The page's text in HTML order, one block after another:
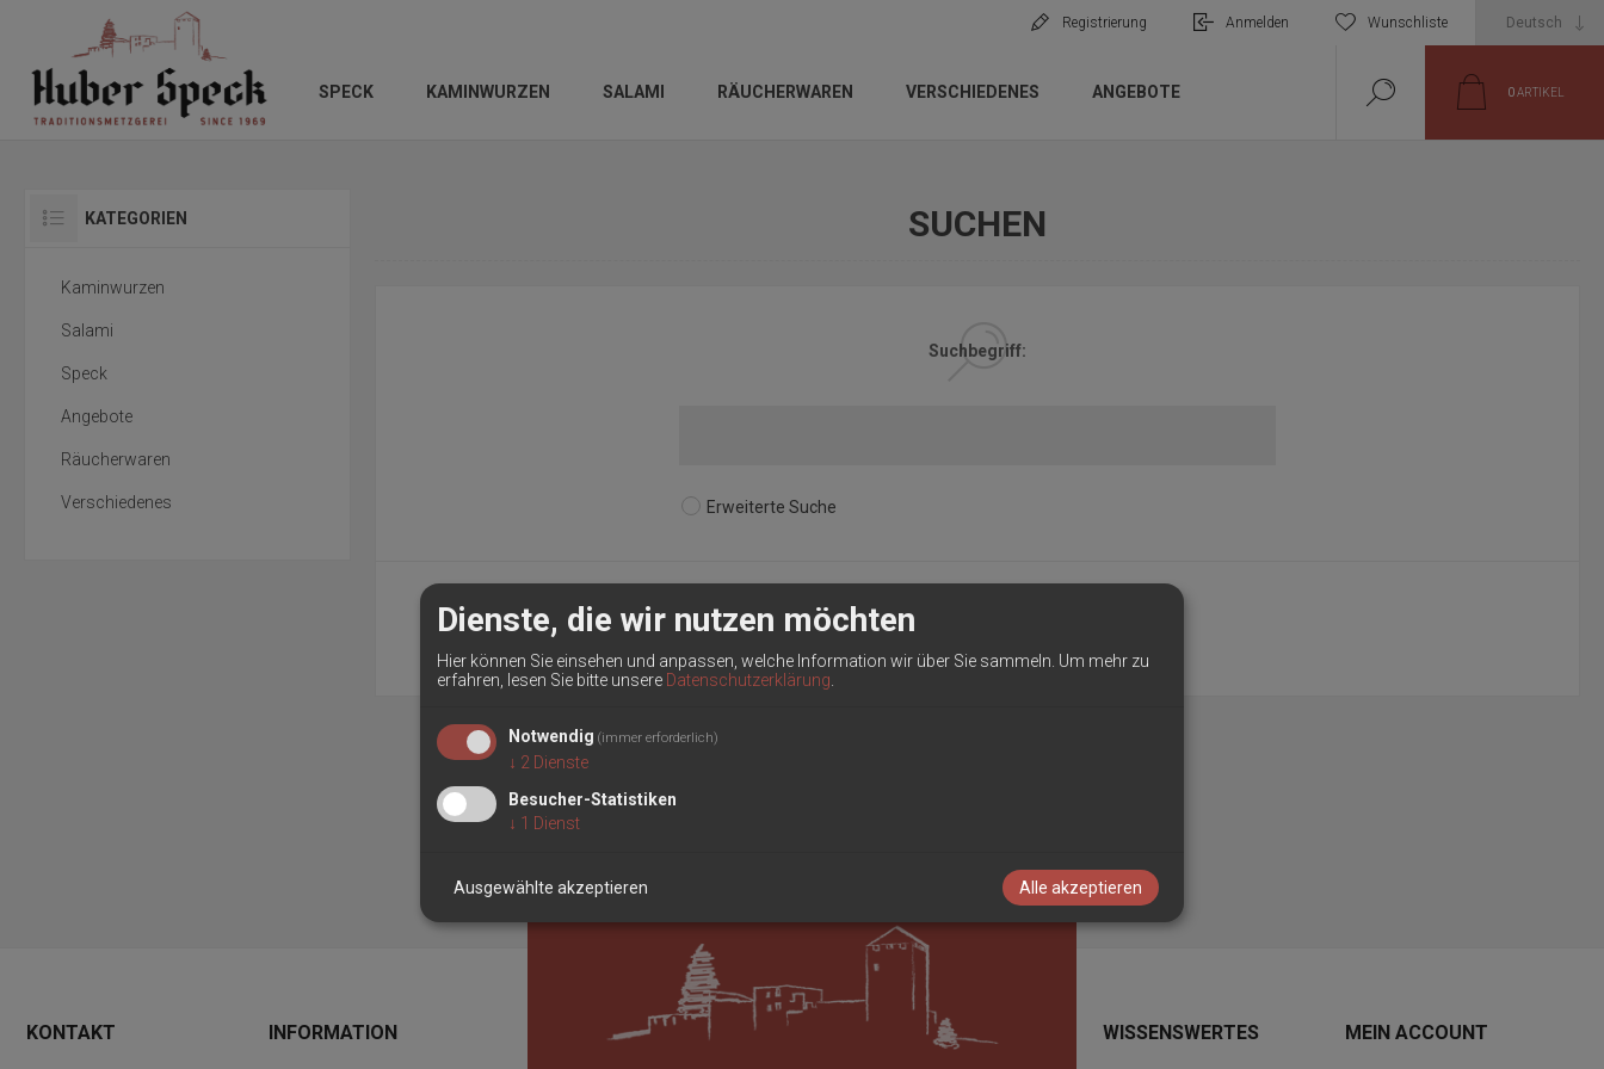
Registrierung Anmelden Wunschliste
SPECK KAMINWURZEN SALAMI RÄUCHERWAREN VERSCHIEDENES ANGEBOTE 0ARTIKEL
SUCHEN
Suchbegriff:
Erweiterte Suche
KATEGORIEN
Kaminwurzen
Salami
Speck
Angebote
Räucherwaren
Verschiedenes
KONTAKT INFORMATION WISSENSWERTES MEIN ACCOUNT
Dienste, die wir nutzen möchten
Hier können Sie einsehen und anpassen, welche Information wir über Sie sammeln. Um mehr zu
erfahren, lesen Sie bitte unsere Datenschutzerklärung
Notwendig (immer erforderlich)
↓ 2 Dienste
Besucher-Statistiken
↓ 1 Dienst
Ausgewählte akzeptieren Alle akzeptieren